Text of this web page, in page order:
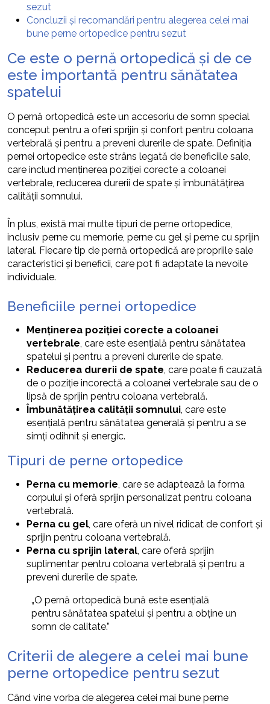
sezut
Concluzii și recomandări pentru alegerea celei mai
bune perne ortopedice pentru sezut
Ce este o pernă ortopedică și de ce
este importantă pentru sănătatea
spatelui
O pernă ortopedică este un accesoriu de somn special
conceput pentru a oferi sprijin și confort pentru coloana
vertebrală și pentru a preveni durerile de spate. Definiția
pernei ortopedice este strâns legată de beneficiile sale,
care includ menținerea poziției corecte a coloanei
vertebrale, reducerea durerii de spate și îmbunătățirea
calității somnului.
În plus, există mai multe tipuri de perne ortopedice,
inclusiv perne cu memorie, perne cu gel și perne cu sprijin
lateral. Fiecare tip de pernă ortopedică are propriile sale
caracteristici și beneficii, care pot fi adaptate la nevoile
individuale.
Beneficiile pernei ortopedice
Menținerea poziției corecte a coloanei
vertebrale , care este esențială pentru sănătatea
spatelui și pentru a preveni durerile de spate.
Reducerea durerii de spate , care poate fi cauzată
de o poziție incorectă a coloanei vertebrale sau de o
lipsă de sprijin pentru coloana vertebrală.
Îmbunătățirea calității somnului , care este
esențială pentru sănătatea generală și pentru a se
simți odihnit și energic.
Tipuri de perne ortopedice
Perna cu memorie , care se adaptează la forma
corpului și oferă sprijin personalizat pentru coloana
vertebrală.
Perna cu gel , care oferă un nivel ridicat de confort și
sprijin pentru coloana vertebrală.
Perna cu sprijin lateral , care oferă sprijin
suplimentar pentru coloana vertebrală și pentru a
preveni durerile de spate.
„O pernă ortopedică bună este esențială
pentru sănătatea spatelui și pentru a obține un
somn de calitate.”
Criterii de alegere a celei mai bune
perne ortopedice pentru sezut
Când vine vorba de alegerea celei mai bune perne